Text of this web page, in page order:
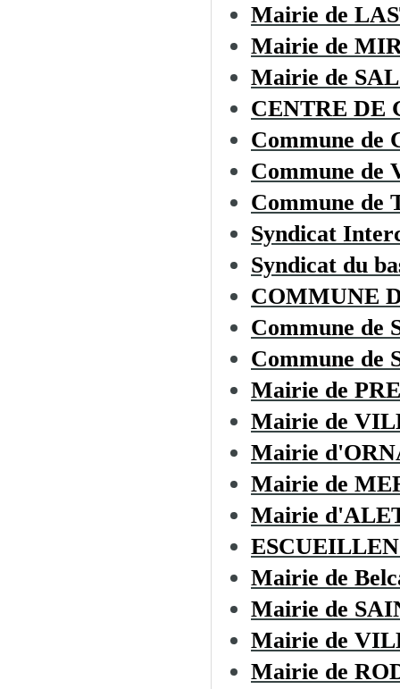
Mairie de
Mairie de
Mairie de
CENTRE DE
Commune de
Commune de
Commune de
Syndicat
Syndicat du
COMMUNE
Commune de
Commune de
Mairie de
Mairie de
Mairie
Mairie de
Mairie
Mairie de
Mairie de
Mairie de
Mairie de